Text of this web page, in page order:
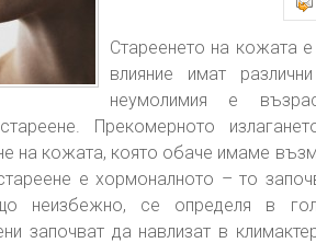
Стареенето на кожата
влияние имат
неумолимия е
Прекомерното
на кожата, която обаче имаме
е хормоналното – то
неизбежно, се определя в
започват да навлизат в